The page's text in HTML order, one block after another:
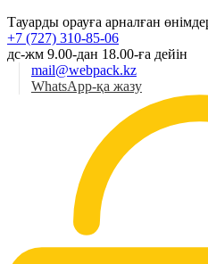
Тауарды орауға арналған
+7 (727) 310-85-06
дс-жм 9.00-дан 18.00-ға дейін
mail@webpack.kz
WhatsApp-қа жазу